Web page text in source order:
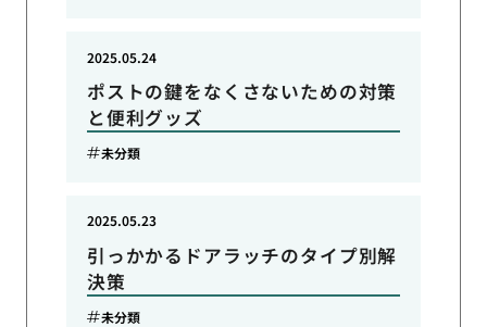
ポストの鍵をなくさないための対策
と便利グッズ
2025.05.24
未分類
引っかかるドアラッチのタイプ別解
決策
2025.05.23
未分類